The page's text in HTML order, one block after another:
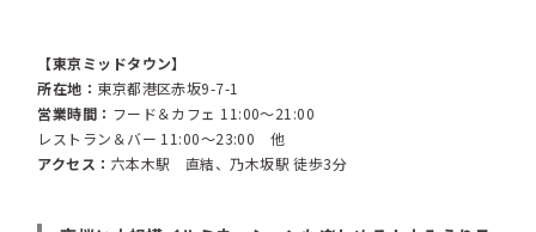
【東京ミッドタウン】
所在地： 東京都港区赤坂9-7-1
営業時間： フード＆カフェ 11:00～21:00
レストラン＆バー 11:00～23:00 他
アクセス： 六本木駅 直結、乃木坂駅 徒歩3分